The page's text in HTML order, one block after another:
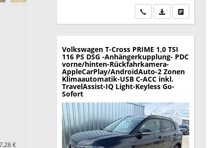
€
Wir rufen Sie an
PDF-Datei,Drucken,
Volkswagen T-Cross PRIME 1,0 TSI
116 PS DSG -Anhängerkupplung- PDC
vorne/hinten-Rückfahrkamera-
AppleCarPlay/AndroidAuto-2 Zonen
Klimaautomatik-USB C-ACC inkl.
TravelAssist-IQ Light-Keyless Go-
Sofort